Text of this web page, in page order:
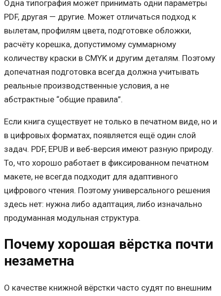
Одна типография может принимать одни параметры
PDF, другая — другие. Может отличаться подход к
вылетам, профилям цвета, подготовке обложки,
расчёту корешка, допустимому суммарному
количеству краски в CMYK и другим деталям. Поэтому
допечатная подготовка всегда должна учитывать
реальные производственные условия, а не
абстрактные “общие правила”.
Если книга существует не только в печатном виде, но и
в цифровых форматах, появляется ещё один слой
задач. PDF, EPUB и веб-версия имеют разную природу.
То, что хорошо работает в фиксированном печатном
макете, не всегда подходит для адаптивного
цифрового чтения. Поэтому универсального решения
здесь нет: нужна либо адаптация, либо изначально
продуманная модульная структура.
Почему хорошая вёрстка почти
незаметна
О качестве книжной вёрстки часто судят по внешним